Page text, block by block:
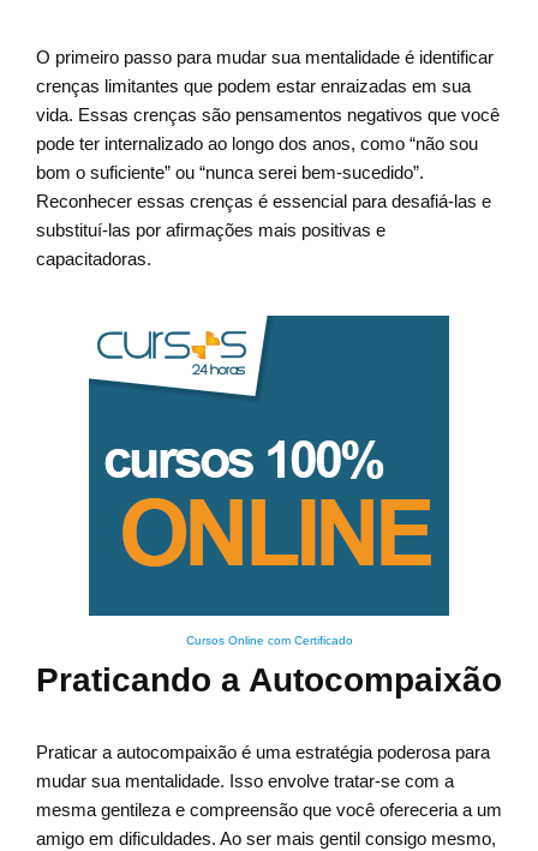
O primeiro passo para mudar sua mentalidade é identificar
crenças limitantes que podem estar enraizadas em sua
vida. Essas crenças são pensamentos negativos que você
pode ter internalizado ao longo dos anos, como “não sou
bom o suficiente” ou “nunca serei bem-sucedido”.
Reconhecer essas crenças é essencial para desafiá-las e
substituí-las por afirmações mais positivas e
capacitadoras.
Cursos Online com Certificado
Praticando a Autocompaixão
Praticar a autocompaixão é uma estratégia poderosa para
mudar sua mentalidade. Isso envolve tratar-se com a
mesma gentileza e compreensão que você ofereceria a um
amigo em dificuldades. Ao ser mais gentil consigo mesmo,